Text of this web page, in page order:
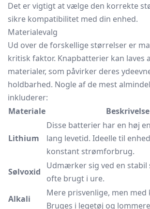
Det er vigtigt at vælge den korrekte
sikre kompatibilitet med din enhed.
Materialevalg
Ud over de forskellige størrelser er
kritisk faktor. Knapbatterier kan laves
materialer, som påvirker deres
holdbarhed. Nogle af de mest
inkluderer:
Materiale
Beskrivelse
Lithium
Disse batterier har en høj
lang levetid. Ideelle til
konstant strømforbrug.
Sølvoxid
Udmærker sig ved en
ofte brugt i ure.
Alkali
Mere prisvenlige, men
Bruges i legetøj og